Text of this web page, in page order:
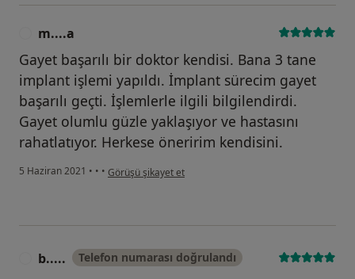
m....a
Gayet başarılı bir doktor kendisi. Bana 3 tane
implant işlemi yapıldı. İmplant sürecim gayet
başarılı geçti. İşlemlerle ilgili bilgilendirdi.
Gayet olumlu güzle yaklaşıyor ve hastasını
rahatlatıyor. Herkese öneririm kendisini.
5 Haziran 2021 • • • kullanıcının görüşüne göre m....a
Görüşü şikayet et
b..... Telefon numarası doğrulandı